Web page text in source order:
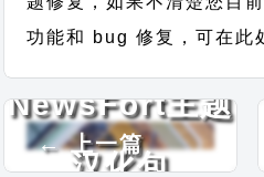
功能和 bug 修复，可在此
← 上一篇
NewsFort主题
汉化包